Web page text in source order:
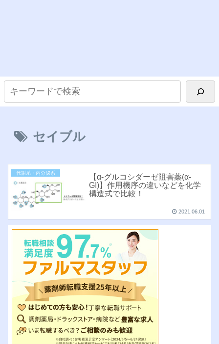
セイブル
代謝系・内分泌系
【α-グルコシダーゼ阻害薬(α-
GI)】作用機序の違いなどを化学
構造式で比較！
2021.06.01